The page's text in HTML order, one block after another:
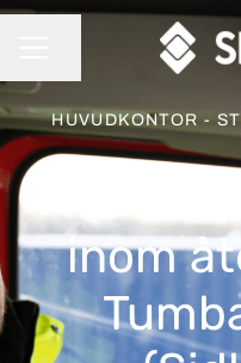
HUVUDKONTOR -
Vi söker
inom